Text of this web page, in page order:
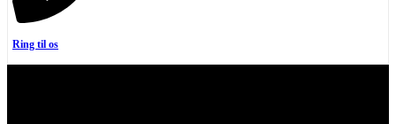
Ring til os